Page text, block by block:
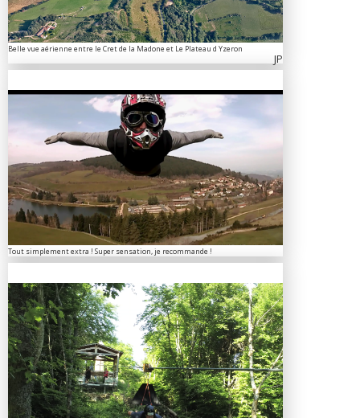
Belle vue aérienne entre le Cret de la Madone et Le Plateau d Yzeron
JP
Tout simplement extra ! Super sensation, je recommande !